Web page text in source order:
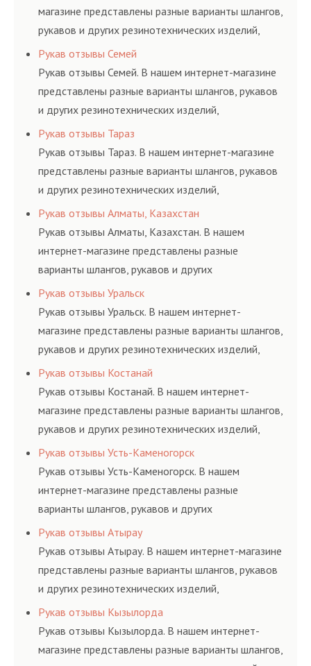
магазине представлены разные варианты шлангов,
рукавов и других резинотехнических изделий,
соответствующих ГОСТам, техническим условиям
и нормативам.
Рукав отзывы Семей
Рукав отзывы Семей. В нашем интернет-магазине
представлены разные варианты шлангов, рукавов
и других резинотехнических изделий,
соответствующих ГОСТам, техническим условиям
и нормативам.
Рукав отзывы Тараз
Рукав отзывы Тараз. В нашем интернет-магазине
представлены разные варианты шлангов, рукавов
и других резинотехнических изделий,
соответствующих ГОСТам, техническим условиям
и нормативам.
Рукав отзывы Алматы, Казахстан
Рукав отзывы Алматы, Казахстан. В нашем
интернет-магазине представлены разные
варианты шлангов, рукавов и других
резинотехнических изделий, соответствующих
ГОСТам, техническим условиям и нормативам.
Рукав отзывы Уральск
Рукав отзывы Уральск. В нашем интернет-
магазине представлены разные варианты шлангов,
рукавов и других резинотехнических изделий,
соответствующих ГОСТам, техническим условиям
и нормативам.
Рукав отзывы Костанай
Рукав отзывы Костанай. В нашем интернет-
магазине представлены разные варианты шлангов,
рукавов и других резинотехнических изделий,
соответствующих ГОСТам, техническим условиям
и нормативам.
Рукав отзывы Усть-Каменогорск
Рукав отзывы Усть-Каменогорск. В нашем
интернет-магазине представлены разные
варианты шлангов, рукавов и других
резинотехнических изделий, соответствующих
ГОСТам, техническим условиям и нормативам.
Рукав отзывы Атырау
Рукав отзывы Атырау. В нашем интернет-магазине
представлены разные варианты шлангов, рукавов
и других резинотехнических изделий,
соответствующих ГОСТам, техническим условиям
и нормативам.
Рукав отзывы Кызылорда
Рукав отзывы Кызылорда. В нашем интернет-
магазине представлены разные варианты шлангов,